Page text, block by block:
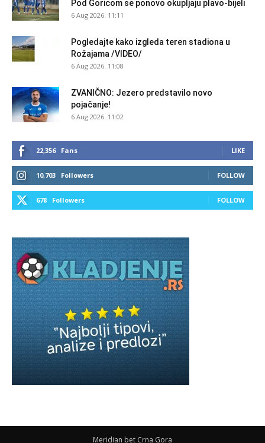
Pod Goricom se ponovo okupljaju plavo-bijeli
6 Aug 2026. 11:11
Pogledajte kako izgleda teren stadiona u
Rožajama /VIDEO/
6 Aug 2026. 11:08
ZVANIČNO: Jezero predstavilo novo
pojačanje!
6 Aug 2026. 11:02
22,356 Fans LIKE
10,703 Followers FOLLOW
678 Followers FOLLOW
Meridian bet Crna Gora